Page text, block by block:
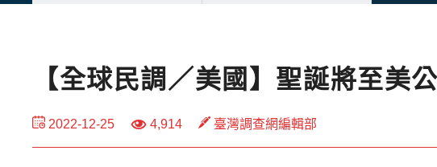
【全球民調／美國】聖誕將至美
2022-12-25 4,914 臺灣調查網編輯部